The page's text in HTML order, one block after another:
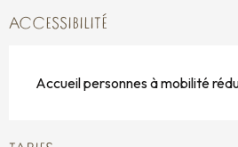
ACCESSIBILITÉ
Accueil personnes à mobilité